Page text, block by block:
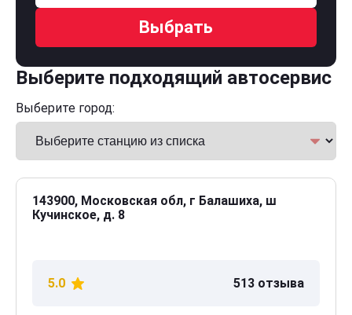
Выбрать
Выберите подходящий автосервис
Выберите город:
143900, Московская обл, г Балашиха, ш
Кучинское, д. 8
5.0 513 отзыва